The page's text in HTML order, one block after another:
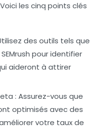
les cinq points clés
des outils tels que
pour identifier
aideront à attirer
: Assurez-vous que
optimisés avec des
votre taux de